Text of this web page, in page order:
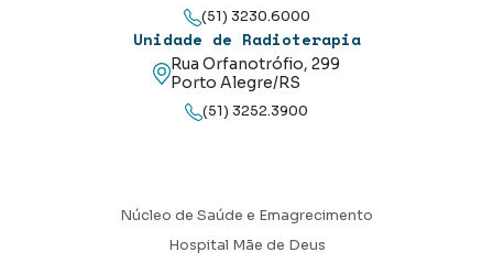
(51) 3230.6000
Unidade de Radioterapia
Rua Orfanotrófio, 299
Porto Alegre/RS
(51) 3252.3900
Núcleo de Saúde e Emagrecimento
Hospital Mãe de Deus